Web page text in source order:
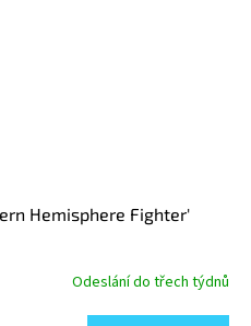
Hemisphere Fighter'
Odeslání do třech týdnů